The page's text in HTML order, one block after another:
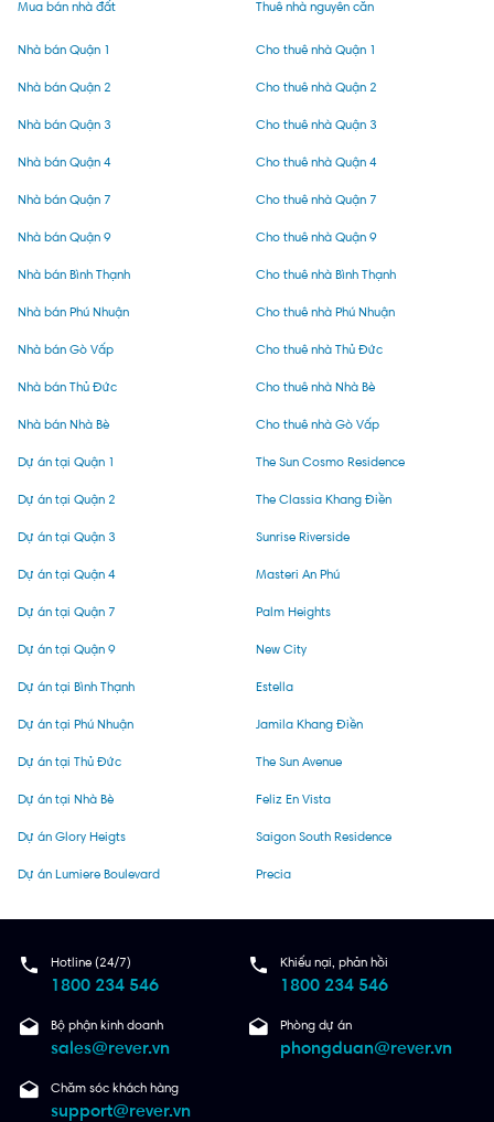
Mua bán nhà đất
Nhà bán Quận 1
Nhà bán Quận 2
Nhà bán Quận 3
Nhà bán Quận 4
Nhà bán Quận 7
Nhà bán Quận 9
Nhà bán Bình Thạnh
Nhà bán Phú Nhuận
Nhà bán Gò Vấp
Nhà bán Thủ Đức
Nhà bán Nhà Bè
Thuê nhà nguyên căn
Cho thuê nhà Quận 1
Cho thuê nhà Quận 2
Cho thuê nhà Quận 3
Cho thuê nhà Quận 4
Cho thuê nhà Quận 7
Cho thuê nhà Quận 9
Cho thuê nhà Bình Thạnh
Cho thuê nhà Phú Nhuận
Cho thuê nhà Thủ Đức
Cho thuê nhà Nhà Bè
Cho thuê nhà Gò Vấp
Dự án tại Quận 1
Dự án tại Quận 2
Dự án tại Quận 3
Dự án tại Quận 4
Dự án tại Quận 7
Dự án tại Quận 9
Dự án tại Bình Thạnh
Dự án tại Phú Nhuận
Dự án tại Thủ Đức
Dự án tại Nhà Bè
Dự án Glory Heigts
Dự án Lumiere Boulevard
The Sun Cosmo Residence
The Classia Khang Điền
Sunrise Riverside
Masteri An Phú
Palm Heights
New City
Estella
Jamila Khang Điền
The Sun Avenue
Feliz En Vista
Saigon South Residence
Precia
Hotline (24/7)
1800 234 546
Khiếu nại, phản hồi
1800 234 546
Bộ phận kinh doanh
sales@rever.vn
Phòng dự án
phongduan@rever.vn
Chăm sóc khách hàng
support@rever.vn